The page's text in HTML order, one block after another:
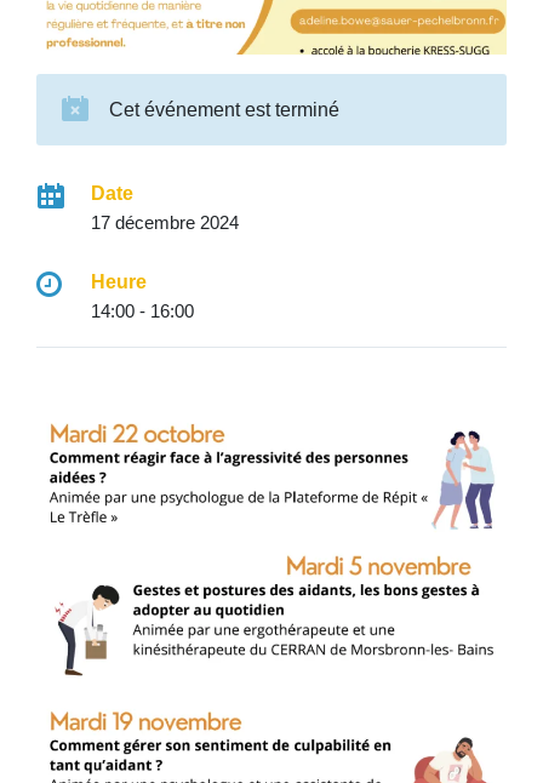
Cet événement est terminé
Date
17 décembre 2024
Heure
14:00 - 16:00